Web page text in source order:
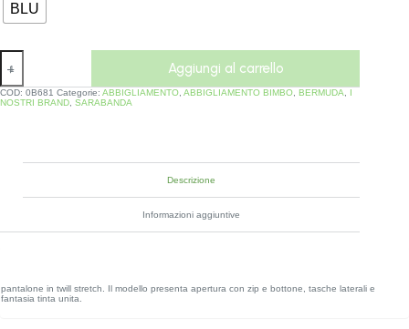
BLU
Aggiungi al carrello
COD: 0B681 Categorie: ABBIGLIAMENTO ABBIGLIAMENTO BIMBO BERMUDA
I
NOSTRI BRAND SARABANDA
Descrizione
Informazioni aggiuntive
pantalone in twill stretch. Il modello presenta apertura con zip e bottone, tasche laterali e
fantasia tinta unita.